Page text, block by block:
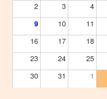
2
3 4
9 10 11
16
17 18
23
24 25
30
31 1